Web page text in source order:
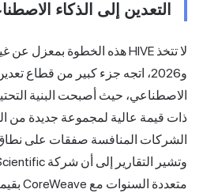
التعدين إلى الذكاء
و2026، اتجه جزء كبير من قطاع
الاصطناعي، حيث أصبحت البنية
ذات قيمة عالية لمجموعة جديدة من